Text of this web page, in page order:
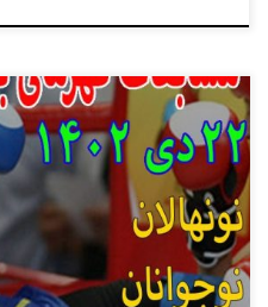
مسابقات قهرمانی بانوان استان